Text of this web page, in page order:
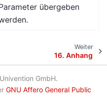
übergeben
Weiter
16.Anhang
GmbH.
GNU Affero General Public